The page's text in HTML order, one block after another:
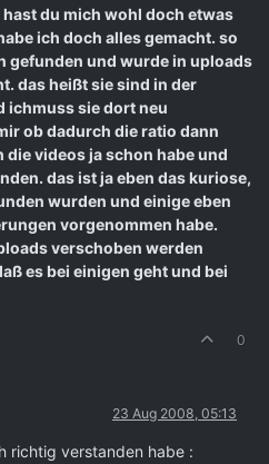
du mich wohl doch etwas
ich doch alles gemacht. so
gefunden und wurde in uploads
das heißt sie sind in der
ichmuss sie dort neu
ob dadurch die ratio dann
videos ja schon habe und
das ist ja eben das kuriose,
wurden und einige eben
vorgenommen habe.
verschoben werden
es bei einigen geht und bei
0
23 Aug 2008, 05:13
richtig verstanden habe :